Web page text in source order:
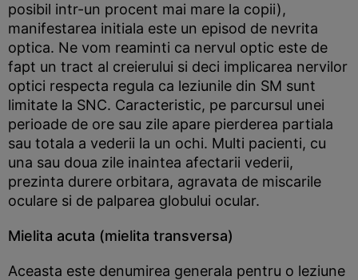
posibil intr-un procent mai mare la copii),
manifestarea initiala este un episod de nevrita
optica. Ne vom reaminti ca nervul optic este de
fapt un tract al creierului si deci implicarea nervilor
optici respecta regula ca leziunile din SM sunt
limitate la SNC. Caracteristic, pe parcursul unei
perioade de ore sau zile apare pierderea partiala
sau totala a vederii la un ochi. Multi pacienti, cu
una sau doua zile inaintea afectarii vederii,
prezinta durere orbitara, agravata de miscarile
oculare si de palparea globului ocular.
Mielita acuta (mielita transversa)
Aceasta este denumirea generala pentru o leziune